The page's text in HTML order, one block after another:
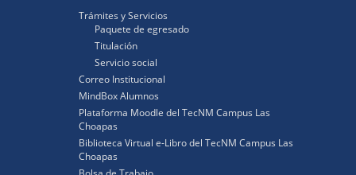
Trámites y Servicios
Paquete de egresado
Titulación
Servicio social
Correo Institucional
MindBox Alumnos
Plataforma Moodle del TecNM Campus Las
Choapas
Biblioteca Virtual e-Libro del TecNM Campus Las
Choapas